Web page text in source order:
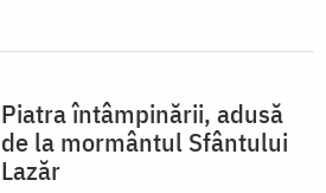
Piatra întâmpinării, adusă
de la mormântul Sfântului
Lazăr